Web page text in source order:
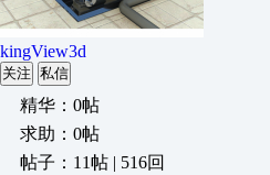
kingView3d
关注 私信
精华：0帖
求助：0帖
帖子：11帖 | 516回